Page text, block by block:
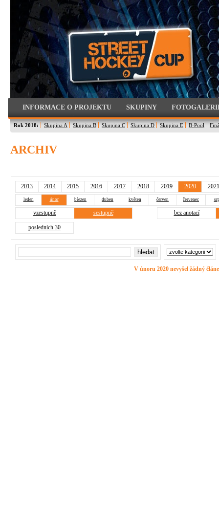
INFORMACE O PROJEKTU SKUPINY
Rok 2018: Skupina A Skupina B Skupina C Skupina D Skupina E B-Pool
ARCHIV
2013 2014 2015 2016 2017 2018 2019 2020 2021
leden únor březen duben květen červen červenec
vzestupně sestupně bez anotací
posledních 30
V únoru 2020 nevyšel žádný